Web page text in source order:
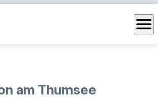
menu
am Thumsee